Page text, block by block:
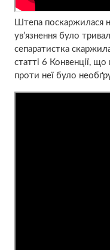
Штепа поскаржилася
ув’язнення було
сепаратистка
статті 6 Конвенції,
проти неї було